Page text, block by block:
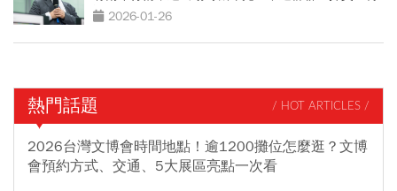
漲50元」
2026-01-26
熱門話題 / HOT ARTICLES /
2026台灣文博會時間地點！逾1200攤位怎麼逛？文博
會預約方式、交通、5大展區亮點一次看